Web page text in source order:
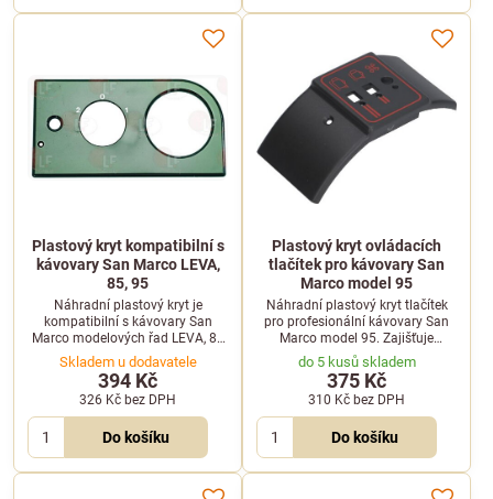
Plastový kryt kompatibilní s
kávovary San Marco LEVA,
85, 95
Náhradní plastový kryt je
kompatibilní s kávovary San
Marco modelových řad LEVA, 85
a 95. Spolehlivě ochrání vnitřní
komponenty kávovaru.
Skladem u dodavatele
394 Kč
326 Kč bez DPH
Do košíku
Plastový kryt ovládacích
tlačítek pro kávovary San
Marco model 95
Náhradní plastový kryt tlačítek
pro profesionální kávovary San
Marco model 95. Zajišťuje
spolehlivou ochranu a obnovuje
vzhled ovládacího panelu.
do 5 kusů skladem
375 Kč
310 Kč bez DPH
Do košíku